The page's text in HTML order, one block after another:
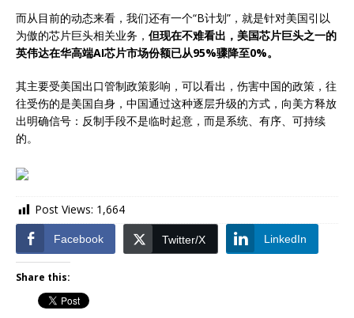
而从目前的动态来看，我们还有一个“B计划”，就是针对美国引以
为傲的芯片巨头相关业务， 但现在不难看出，美国芯片巨头之一的
英伟达在华高端AI芯片市场份额已从95%骤降至0%‌。
其主要受美国出口管制政策影响，可以看出，伤害中国的政策，往
往受伤的是美国自身，中国通过这种逐层升级的方式，向美方释放
出明确信号：反制手段不是临时起意，而是系统、有序、可持续
的。
Post Views: 1,664
Facebook Twitter/X LinkedIn
Share this: